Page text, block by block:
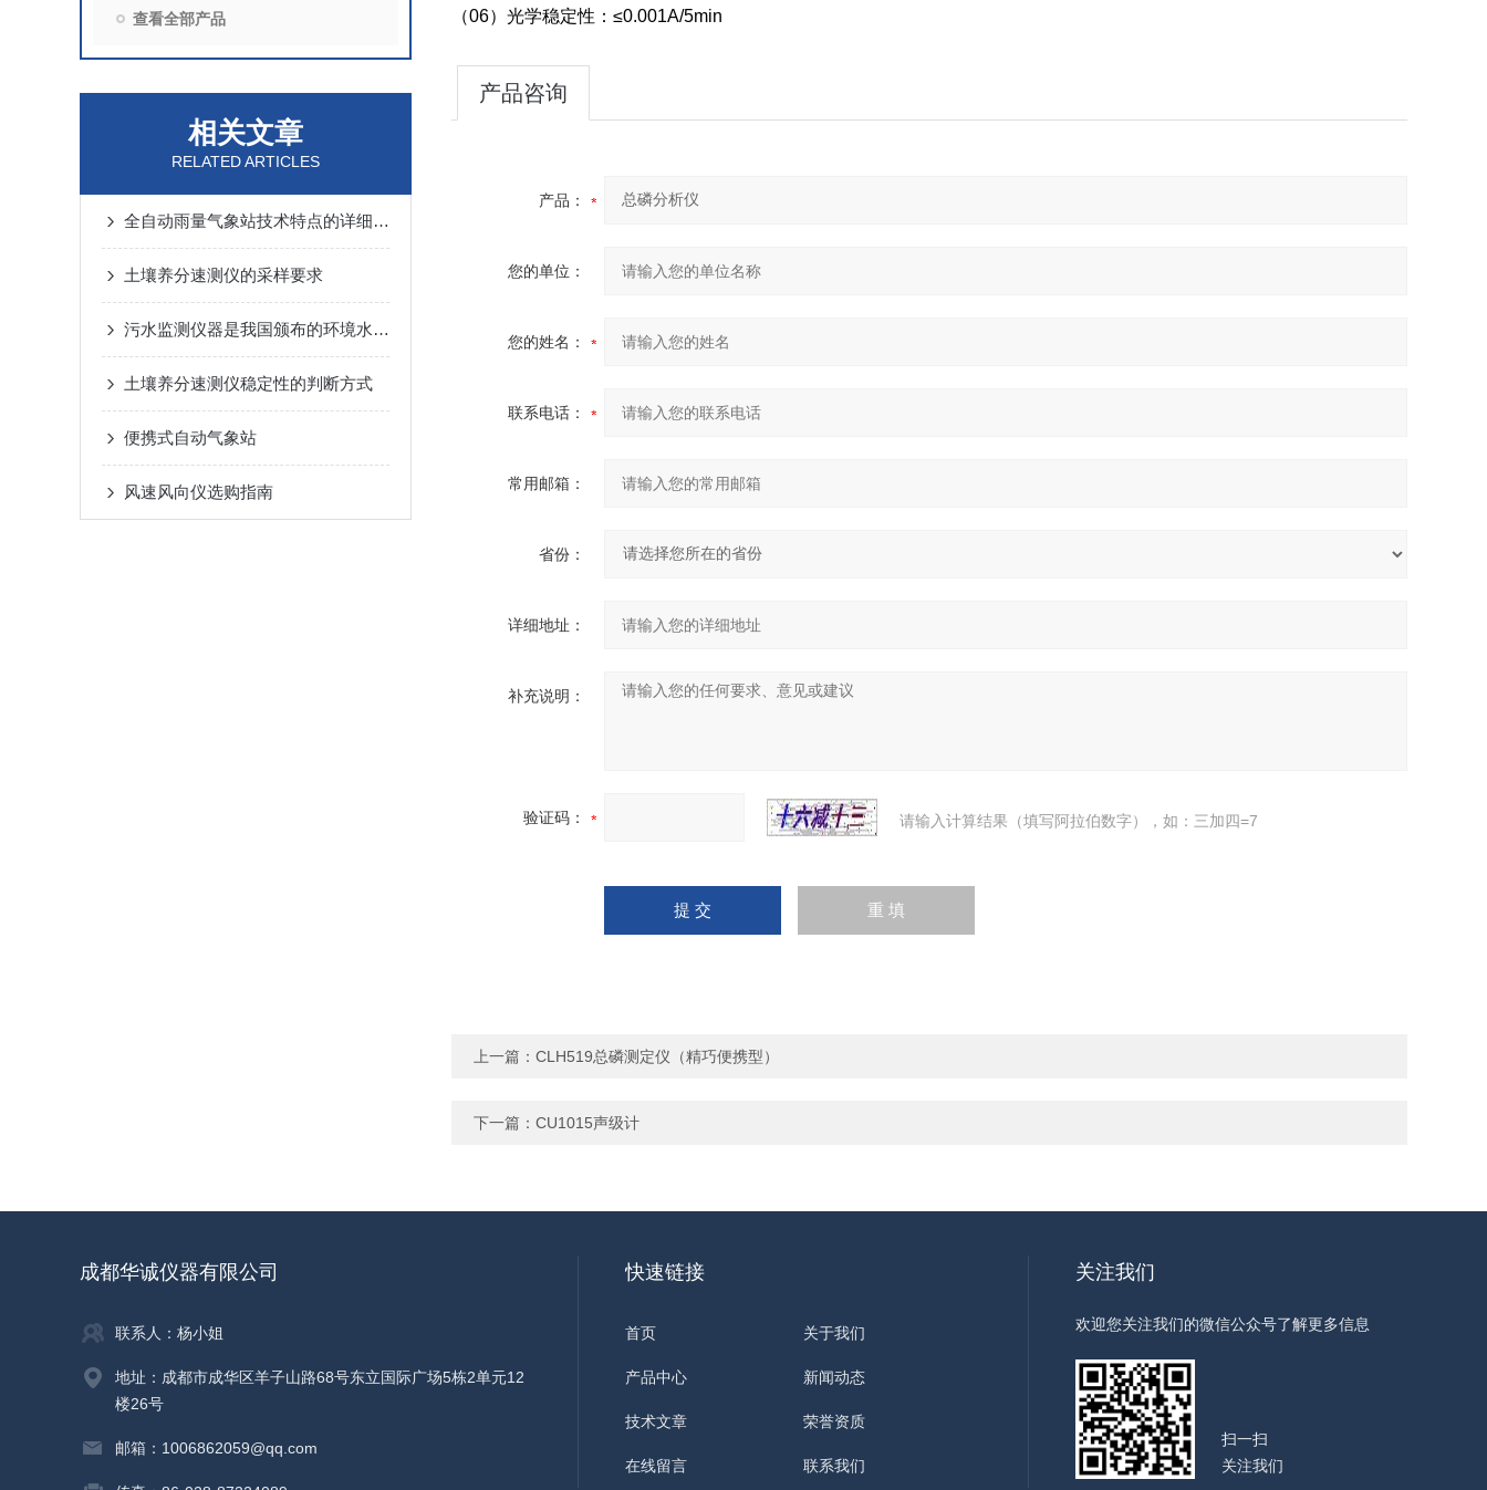
查看全部产品
相关文章
RELATED ARTICLES
全自动雨量气象站技术特点的详细介绍
土壤养分速测仪的采样要求
污水监测仪器是我国颁布的环境水质标准的主要监测指标之一
土壤养分速测仪稳定性的判断方式
便携式自动气象站
风速风向仪选购指南
（06） 光学稳定性： ≤0.001A/5min
产品咨询
产品：
您的单位：
您的姓名：
联系电话：
常用邮箱：
省份：
详细地址：
补充说明：
验证码： 请输入计算结果（填写阿拉伯数字），如：三加四=7
上一篇： CLH519总磷测定仪（精巧便携型）
下一篇： CU1015声级计
成都华诚仪器有限公司
联系人：杨小姐
地址：成都市成华区羊子山路68号东立国际广场5栋2单元12
楼26号
邮箱：1006862059@qq.com
快速链接
首页 关于我们
产品中心 新闻动态
技术文章 荣誉资质
在线留言 联系我们
关注我们
欢迎您关注我们的微信公众号了解更多信息
扫一扫
关注我们